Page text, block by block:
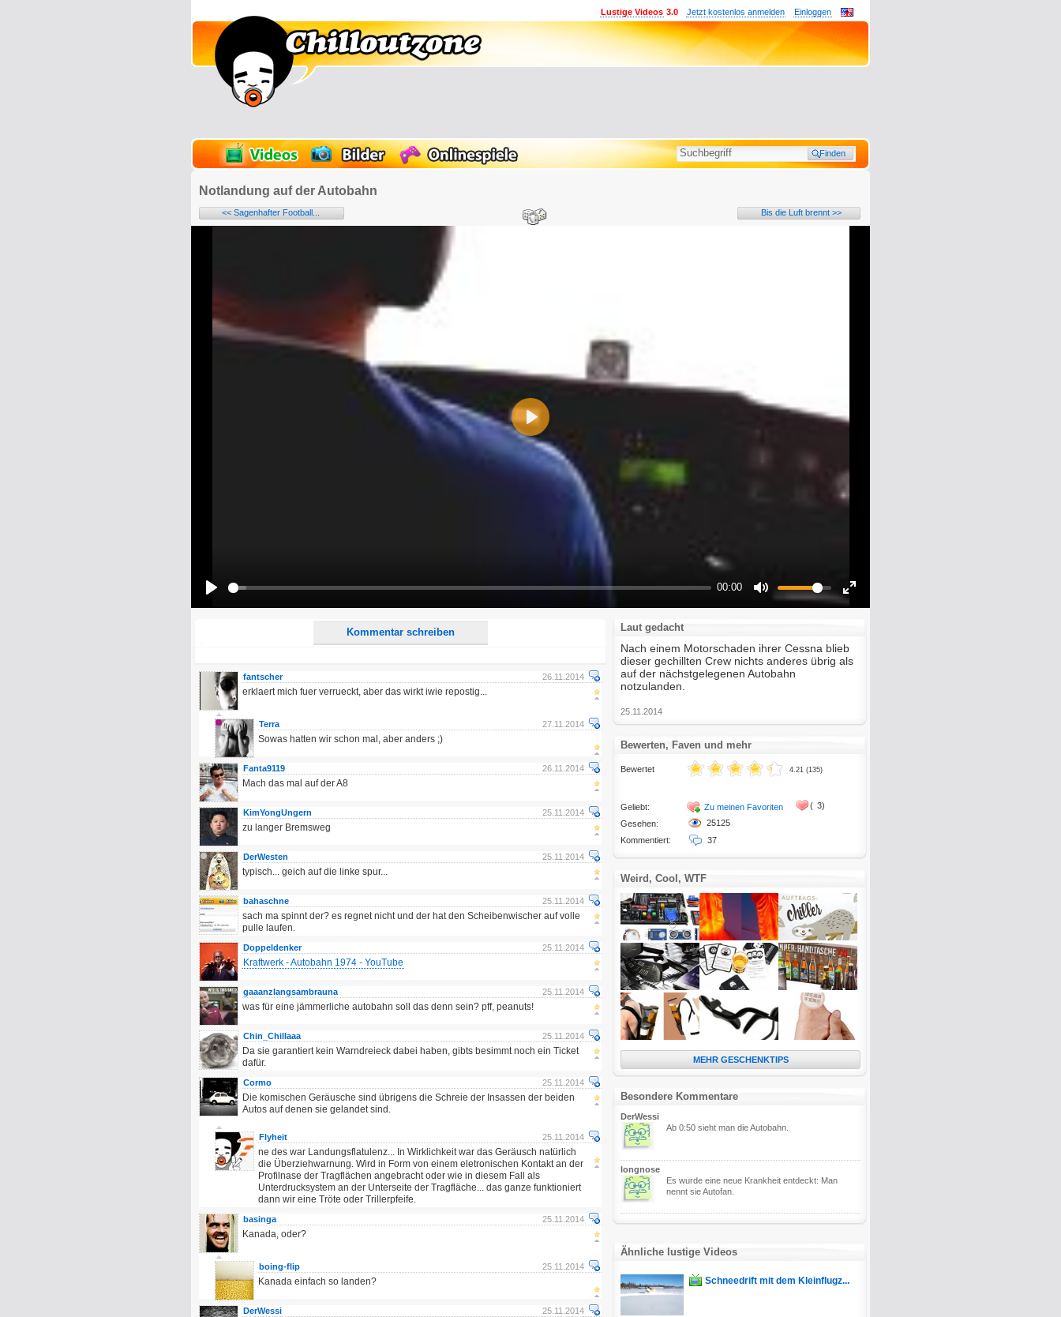
Einloggen
Jetzt kostenlos anmelden
Lustige Videos 3.0
Notlandung auf der Autobahn
<< Sagenhafter Football... Bis die Luft brennt >>
00:00
Mute
Play
Kommentar schreiben
Ich möchte eine E-Mail, wenn auf dieser Seite weitere Kommentare erscheinen.
26.11.2014
fantscher
erklaert mich fuer verrueckt, aber das wirkt iwie repostig...
27.11.2014
Terra
Sowas hatten wir schon mal, aber anders ;)
26.11.2014
Fanta9119
Mach das mal auf der A8
25.11.2014
KimYongUngern
zu langer Bremsweg
25.11.2014
DerWesten
typisch... geich auf die linke spur...
25.11.2014
bahaschne
sach ma spinnt der? es regnet nicht und der hat den Scheibenwischer auf volle
pulle laufen.
25.11.2014
Doppeldenker
Kraftwerk - Autobahn 1974 - YouTube
25.11.2014
gaaanzlangsambrauna
was für eine jämmerliche autobahn soll das denn sein? pff, peanuts!
25.11.2014
Chin_Chillaaa
Da sie garantiert kein Warndreieck dabei haben, gibts besimmt noch ein Ticket
dafür.
25.11.2014
Cormo
Die komischen Geräusche sind übrigens die Schreie der Insassen der beiden
Autos auf denen sie gelandet sind.
25.11.2014
Flyheit
ne des war Landungsflatulenz... In Wirklichkeit war das Geräusch natürlich
die Überziehwarnung. Wird in Form von einem eletronischen Kontakt an der
Profilnase der Tragflächen angebracht oder wie in diesem Fall als
Unterdrucksystem an der Unterseite der Tragfläche... das ganze funktioniert
dann wir eine Tröte oder Trillerpfeife.
25.11.2014
basinga
Kanada, oder?
25.11.2014
boing-flip
Kanada einfach so landen?
25.11.2014
DerWessi
Laut gedacht
Nach einem Motorschaden ihrer Cessna blieb
dieser gechillten Crew nichts anderes übrig als
auf der nächstgelegenen Autobahn
notzulanden.
25.11.2014
Bewerten, Faven und mehr
Bewertet
Geliebt:
Gesehen:
Kommentiert:
4.21 (135)
Zu meinen Favoriten
25125
37
( 3)
Weird, Cool, WTF
MEHR GESCHENKTIPS
Besondere Kommentare
DerWessi
Ab 0:50 sieht man die Autobahn.
longnose
Es wurde eine neue Krankheit entdeckt: Man
nennt sie Autofan.
Ähnliche lustige Videos
Schneedrift mit dem Kleinflugz...